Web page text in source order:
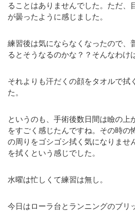
ることはありませんでした。ただ、
が曇ったように感じました。
練習後は気にならなくなったので、
るとそうなるのかな？？そんなわけ
それよりも汗だくの顔をタオルで拭
た。
というのも、手術後数日間は瞼の上
をすごく感じたんですね。その時の
の周りをゴシゴシ拭く気になりませ
を拭くという感じでした。
水曜は忙しくて練習は無し。
今日はローラ台とランニングのブリ